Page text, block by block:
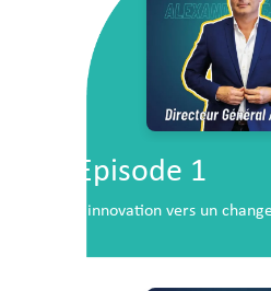
Episode 1
L’innovation vers un